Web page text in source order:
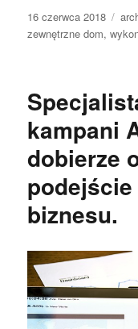
Data
publikacji
16 czerwca 2018
zewnętrzne dom,
kampani
dobierze
biznesu.